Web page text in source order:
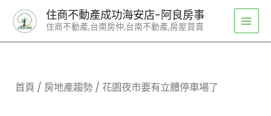
住商不動產成功海安店-阿良房事
住商不動產,台南房仲,台南不動產,房屋買賣
首頁 / 房地產趨勢 / 花園夜市要有立體停車場了